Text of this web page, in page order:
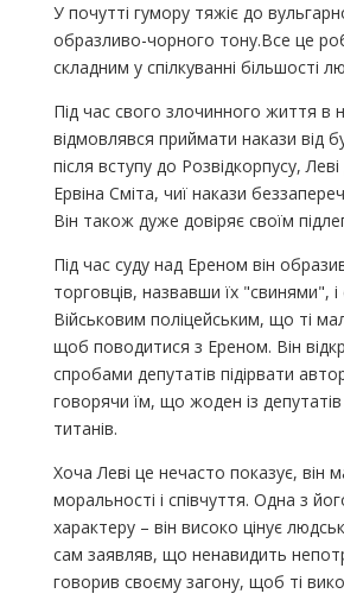
У почутті гумору тяжіє до
образливо-чорного тону.Все це
складним у спілкуванні більшості
Під час свого злочинного життя в
відмовлявся приймати накази від
після вступу до Розвідкорпусу,
Ервіна Сміта, чиї накази
Він також дуже довіряє своїм
Під час суду над Ереном він
торговців, назвавши їх "свинями", і
Військовим поліцейським, що ті
щоб поводитися з Ереном. Він
спробами депутатів підірвати
говорячи їм, що жоден із
титанів.
Хоча Леві це нечасто показує, він
моральності і співчуття. Одна з
характеру – він високо цінує
сам заявляв, що ненавидить
говорив своєму загону, щоб ті